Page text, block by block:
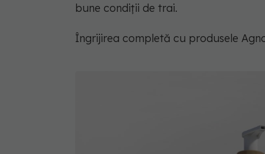
bune condiții de trai.
Îngrijirea completă cu produsele